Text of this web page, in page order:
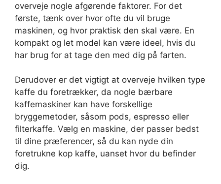
overveje nogle afgørende faktorer. For det
første, tænk over hvor ofte du vil bruge
maskinen, og hvor praktisk den skal være. En
kompakt og let model kan være ideel, hvis du
har brug for at tage den med dig på farten.
Derudover er det vigtigt at overveje hvilken type
kaffe du foretrækker, da nogle bærbare
kaffemaskiner kan have forskellige
bryggemetoder, såsom pods, espresso eller
filterkaffe. Vælg en maskine, der passer bedst
til dine præferencer, så du kan nyde din
foretrukne kop kaffe, uanset hvor du befinder
dig.